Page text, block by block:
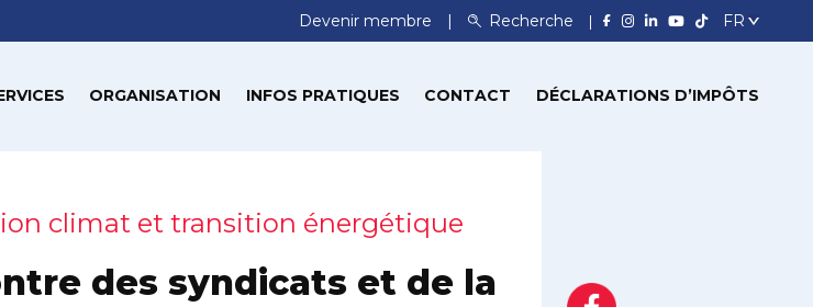
Devenir membre Recherche
ORGANISATION INFOS PRATIQUES CONTACT DÉCLARATIONS D’IMPÔTS
climat et transition énergétique
des syndicats et de la